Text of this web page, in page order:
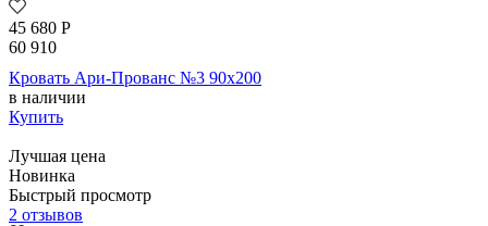
45 680 Р
60 910
Кровать Ари-Прованс №3 90х200
в наличии
Купить
Лучшая цена
Новинка
Быстрый просмотр
2 отзывов